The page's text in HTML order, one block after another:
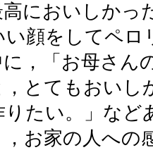
においしかっ
い顔をしてペロ
，「お母さん
とてもおいし
たい。」など
お家の人への